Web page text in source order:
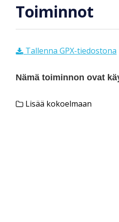
Toiminnot
Tallenna GPX-tiedostona
Nämä toiminnon ovat
Lisää kokoelmaan